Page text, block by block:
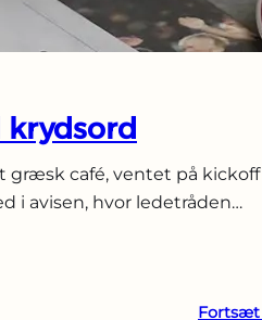
græsk café, ventet på kickoff
i avisen, hvor ledetråden…